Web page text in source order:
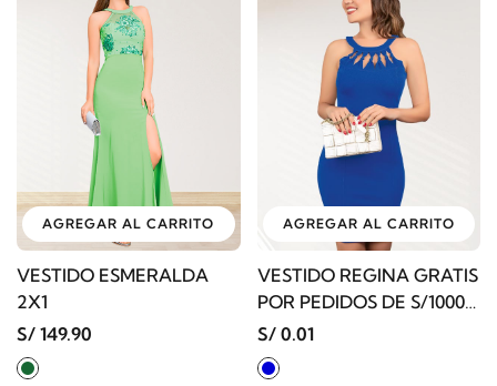
AGREGAR AL CARRITO
VESTIDO ESMERALDA
2X1
S/ 149.90
AGREGAR AL CARRITO
VESTIDO REGINA GRATIS
POR PEDIDOS DE S/1000
A MÁS
S/ 0.01